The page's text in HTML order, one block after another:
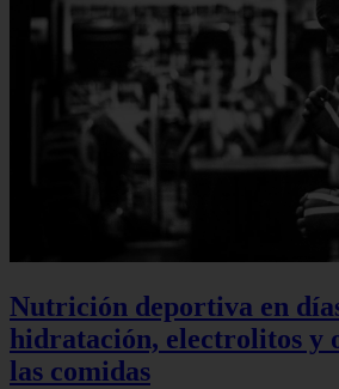
Nutrición deportiva en
hidratación, electrolitos y
las comidas